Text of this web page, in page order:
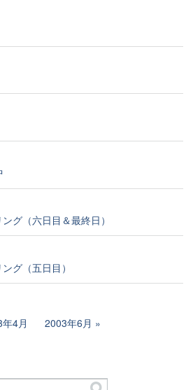
グ（六日目＆最終日）
グ（五日目）
4月 2003年6月